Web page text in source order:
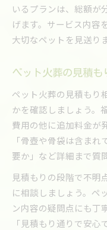
いるプランは、総額が
げます。サービス内容
大切なペットを見送り
ペット火葬の見積も
ペット火葬の見積もり
かを確認しましょう。
費用の他に追加料金が
「骨壺や骨袋は含ま
要か」など詳細まで質
見積もりの段階で不明
に相談しましょう。ペ
ン内容の疑問点にも丁
「見積もり通りで安